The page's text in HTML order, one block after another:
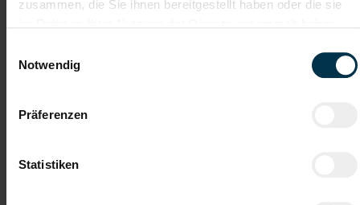
zusammen, die Sie ihnen bereitgestellt haben oder die sie
Notwendig
Präferenzen
Statistiken
Schichtbetrieb und Weiterbildungsmöglichkeiten!